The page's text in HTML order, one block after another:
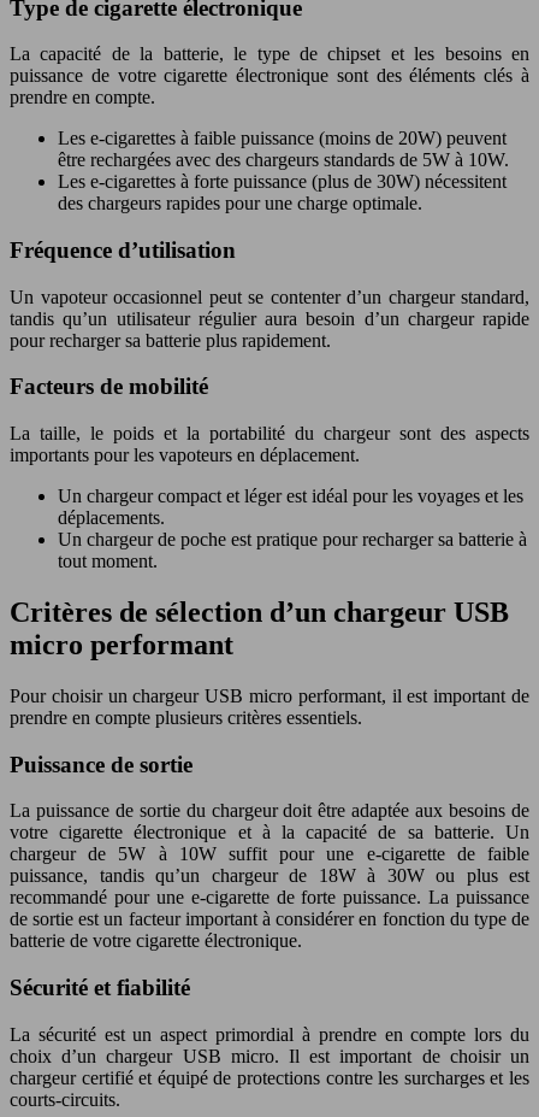
Type de cigarette électronique
La capacité de la batterie, le type de chipset et les besoins en
puissance de votre cigarette électronique sont des éléments clés à
prendre en compte.
Les e-cigarettes à faible puissance (moins de 20W) peuvent
être rechargées avec des chargeurs standards de 5W à 10W.
Les e-cigarettes à forte puissance (plus de 30W) nécessitent
des chargeurs rapides pour une charge optimale.
Fréquence d’utilisation
Un vapoteur occasionnel peut se contenter d’un chargeur standard,
tandis qu’un utilisateur régulier aura besoin d’un chargeur rapide
pour recharger sa batterie plus rapidement.
Facteurs de mobilité
La taille, le poids et la portabilité du chargeur sont des aspects
importants pour les vapoteurs en déplacement.
Un chargeur compact et léger est idéal pour les voyages et les
déplacements.
Un chargeur de poche est pratique pour recharger sa batterie à
tout moment.
Critères de sélection d’un chargeur USB
micro performant
Pour choisir un chargeur USB micro performant, il est important de
prendre en compte plusieurs critères essentiels.
Puissance de sortie
La puissance de sortie du chargeur doit être adaptée aux besoins de
votre cigarette électronique et à la capacité de sa batterie. Un
chargeur de 5W à 10W suffit pour une e-cigarette de faible
puissance, tandis qu’un chargeur de 18W à 30W ou plus est
recommandé pour une e-cigarette de forte puissance. La puissance
de sortie est un facteur important à considérer en fonction du type de
batterie de votre cigarette électronique.
Sécurité et fiabilité
La sécurité est un aspect primordial à prendre en compte lors du
choix d’un chargeur USB micro. Il est important de choisir un
chargeur certifié et équipé de protections contre les surcharges et les
courts-circuits.